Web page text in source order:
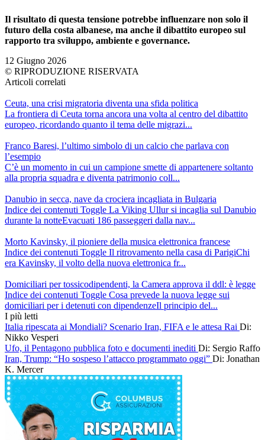
Il risultato di questa tensione potrebbe influenzare non solo il
futuro della costa albanese, ma anche il dibattito europeo sul
rapporto tra sviluppo, ambiente e governance.
12 Giugno 2026
© RIPRODUZIONE RISERVATA
Articoli correlati
Ceuta, una crisi migratoria diventa una sfida politica
La frontiera di Ceuta torna ancora una volta al centro del dibattito
europeo, ricordando quanto il tema delle migrazi...
Franco Baresi, l’ultimo simbolo di un calcio che parlava con
l’esempio
C’è un momento in cui un campione smette di appartenere soltanto
alla propria squadra e diventa patrimonio coll...
Danubio in secca, nave da crociera incagliata in Bulgaria
Indice dei contenuti Toggle La Viking Ullur si incaglia sul Danubio
durante la notteEvacuati 186 passeggeri dalla nav...
Morto Kavinsky, il pioniere della musica elettronica francese
Indice dei contenuti Toggle Il ritrovamento nella casa di ParigiChi
era Kavinsky, il volto della nuova elettronica fr...
Domiciliari per tossicodipendenti, la Camera approva il ddl: è legge
Indice dei contenuti Toggle Cosa prevede la nuova legge sui
domiciliari per i detenuti con dipendenzeIl principio del...
I più letti
Italia ripescata ai Mondiali? Scenario Iran, FIFA e le attesa Rai Di:
Nikko Vesperi
Ufo, il Pentagono pubblica foto e documenti inediti Di: Sergio Raffo
Iran, Trump: “Ho sospeso l’attacco programmato oggi” Di: Jonathan
K. Mercer